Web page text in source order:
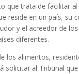
que trata de facilitar
reside en un país, su
y el acreedor de
diferentes.
los alimentos,
solicitar al Tribunal